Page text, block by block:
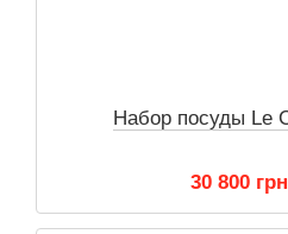
Набор посуды Le
30 800 грн